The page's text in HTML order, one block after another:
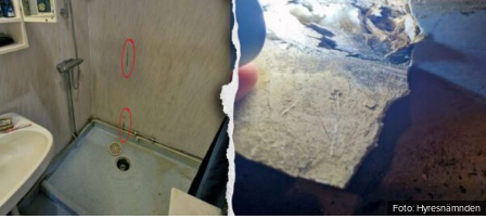
Foto: Hyresnämnden